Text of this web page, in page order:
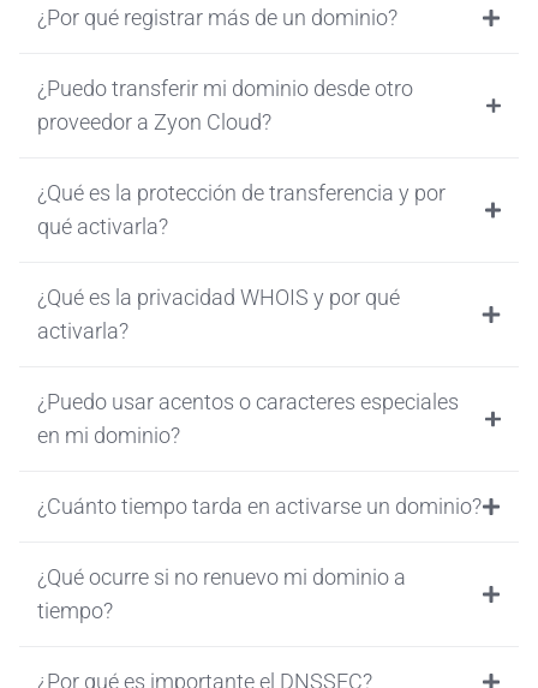
¿Por qué registrar más de un dominio?
¿Puedo transferir mi dominio desde otro
proveedor a Zyon Cloud?
¿Qué es la protección de transferencia y por
qué activarla?
¿Qué es la privacidad WHOIS y por qué
activarla?
¿Puedo usar acentos o caracteres especiales
en mi dominio?
¿Cuánto tiempo tarda en activarse un dominio?
¿Qué ocurre si no renuevo mi dominio a
tiempo?
¿Por qué es importante el DNSSEC?